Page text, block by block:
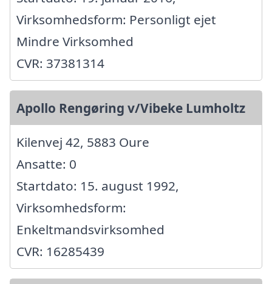
Virksomhedsform: Personligt ejet
Mindre Virksomhed
CVR: 37381314
Apollo Rengøring v/Vibeke Lumholtz
Kilenvej 42, 5883 Oure
Ansatte: 0
Startdato: 15. august 1992,
Virksomhedsform:
Enkeltmandsvirksomhed
CVR: 16285439